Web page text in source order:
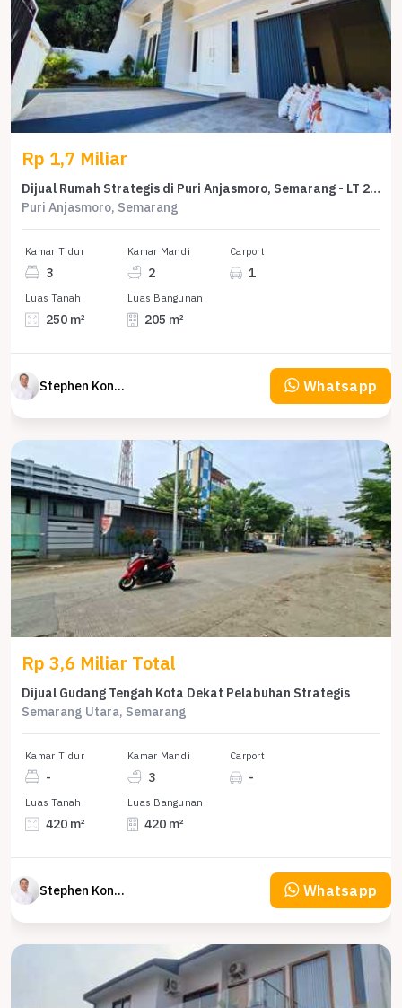
Rp 1,7 Miliar
Dijual Rumah Strategis di Puri Anjasmoro, Semarang - LT 250m²
Puri Anjasmoro, Semarang
Kamar Tidur
3
Kamar Mandi
2
Carport
1
Luas Tanah
250 m²
Luas Bangunan
205 m²
Stephen Konsultan Properti Whatsapp
Rp 3,6 Miliar Total
Dijual Gudang Tengah Kota Dekat Pelabuhan Strategis
Semarang Utara, Semarang
Kamar Tidur
-
Kamar Mandi
3
Carport
-
Luas Tanah
420 m²
Luas Bangunan
420 m²
Stephen Konsultan Properti Whatsapp